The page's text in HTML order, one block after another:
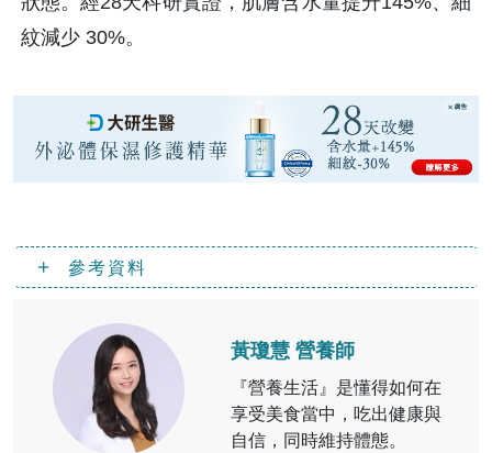
紋減少 30%。
參考資料
黃瓊慧 營養師
『營養生活』是懂得如何在
享受美食當中，吃出健康與
自信，同時維持體態。